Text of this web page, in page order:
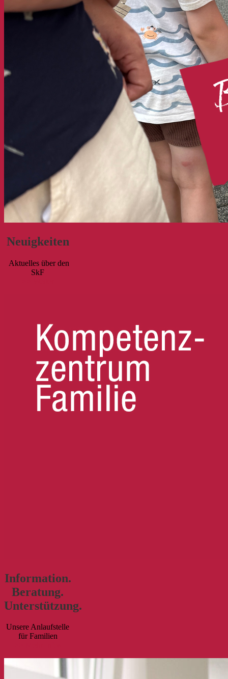
Neuigkeiten
Aktuelles über den
SkF
Information.
Beratung.
Unterstützung.
Unsere Anlaufstelle
für Familien